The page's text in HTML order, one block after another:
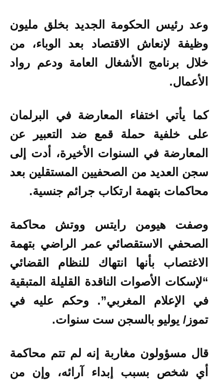
وعد رئيس الحكومة الجديد بخلق مليون
وظيفة لإنعاش الاقتصاد بعد الوباء، من
خلال برنامج الأشغال العامة ودعم رواد
الأعمال.
كما يأتي اختفاء المعارضة في البرلمان
على خلفية حملة قمع ضد التعبير عن
المعارضة في السنوات الأخيرة، أدت إلى
سجن العديد من الصحفيين المستقلين بعد
محاكمات بتهمة ارتكاب جرائم جنسية.
وصفت هيومن رايتس ووتش محاكمة
الصحفي الاستقصائي عمر الراضي بتهمة
الاغتصاب بأنها انتهاك للنظام القضائي
“لإسكات الأصوات الناقدة القليلة المتبقية
في الإعلام المغربي”. وحكم عليه في
تموز/ يوليو بالسجن ست سنوات.
قال مسؤولون مغاربة إنه لم تتم محاكمة
أي شخص بسبب إبداء آرائه، وإن من